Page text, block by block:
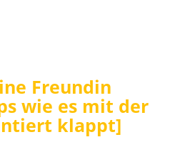
Freundin
wie es mit der
klappt]